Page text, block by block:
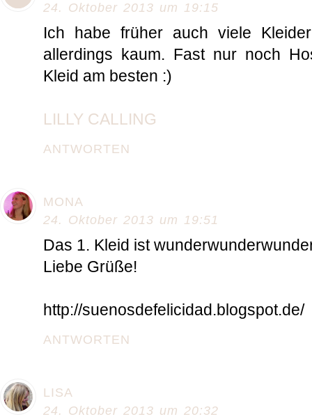
24. Oktober 2013 um 19:15
Ich habe früher auch viele
allerdings kaum. Fast nur noch
Kleid am besten :)
LILLY CALLING
ANTWORTEN
MONA
24. Oktober 2013 um 19:51
Das 1. Kleid ist
Liebe Grüße!
http://suenosdefelicidad.blogspot.de/
ANTWORTEN
LISA
24. Oktober 2013 um 20:32